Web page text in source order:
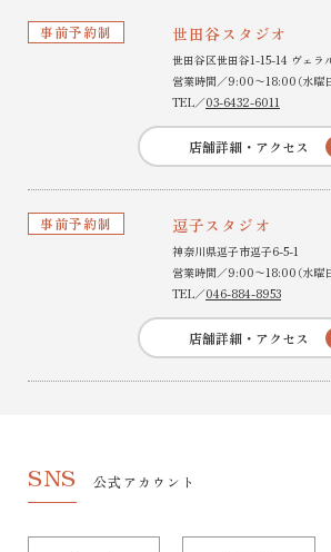
事前予約制 世田谷スタジオ
世田谷区世田谷1-15-14 ヴェラ
営業時間／9:00〜18:00（水曜
TEL／03-6432-6011
店舗詳細・アクセス
事前予約制 逗子スタジオ
神奈川県逗子市逗子6-5-1
営業時間／9:00〜18:00（水曜
TEL／046-884-8953
店舗詳細・アクセス
SNS 公式アカウント